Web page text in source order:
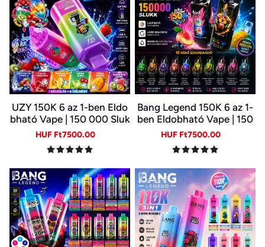
UZY 150K 6 az 1-ben Eldo
bható Vape | 150 000 Sluk
k | 10 Ízkombináció | LED K
ijelző | Type-C Újratölthet
ő E-cigi
Sale
HUF Ft7500.00
Bang Legend 150K 6 az 1-
ben Eldobható Vape | 150
000 Slukk | USB-C Újratöl
thető E-cigi | 6 Íz Egy Kész
ülékben
Sale
HUF Ft7500.00